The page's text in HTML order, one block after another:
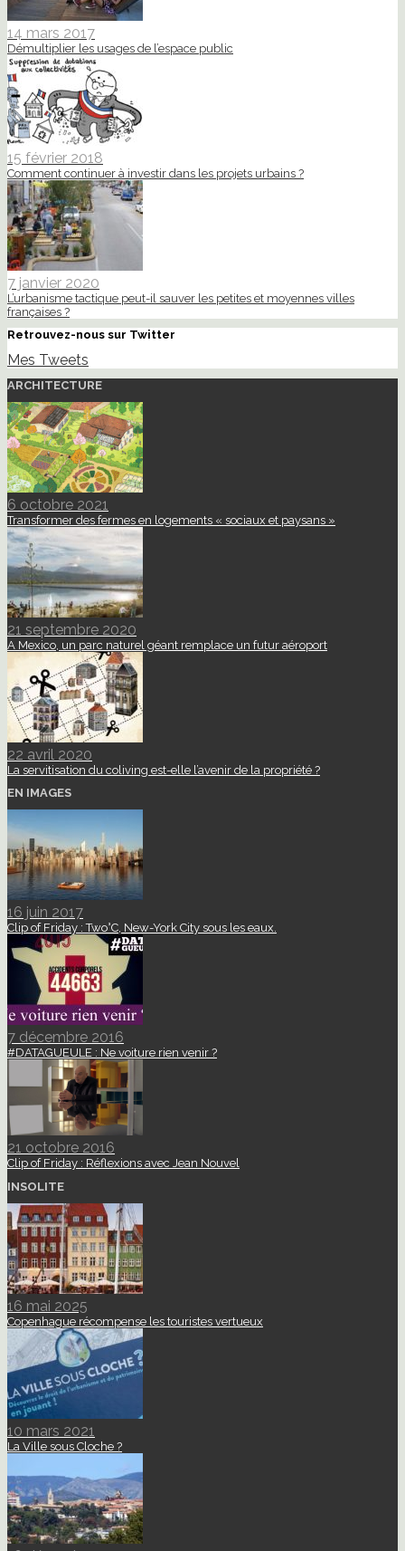
14 mars 2017
Démultiplier les usages de l’espace public
15 février 2018
Comment continuer à investir dans les projets urbains ?
7 janvier 2020
L’urbanisme tactique peut-il sauver les petites et moyennes villes
françaises ?
Retrouvez-nous sur Twitter
Mes Tweets
ARCHITECTURE
6 octobre 2021
Transformer des fermes en logements « sociaux et paysans »
21 septembre 2020
A Mexico, un parc naturel géant remplace un futur aéroport
22 avril 2020
La servitisation du coliving est-elle l’avenir de la propriété ?
EN IMAGES
16 juin 2017
Clip of Friday : Two°C, New-York City sous les eaux.
7 décembre 2016
#DATAGUEULE : Ne voiture rien venir ?
21 octobre 2016
Clip of Friday : Réflexions avec Jean Nouvel
INSOLITE
16 mai 2025
Copenhague récompense les touristes vertueux
10 mars 2021
La Ville sous Cloche ?